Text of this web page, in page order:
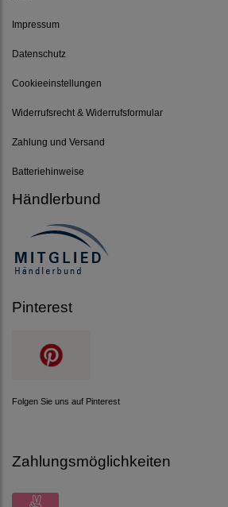
Impressum
Datenschutz
Cookieeinstellungen
Widerrufsrecht & Widerrufsformular
Zahlung und Versand
Batteriehinweise
Händlerbund
Pinterest
Folgen Sie uns auf Pinterest
Zahlungsmöglichkeiten